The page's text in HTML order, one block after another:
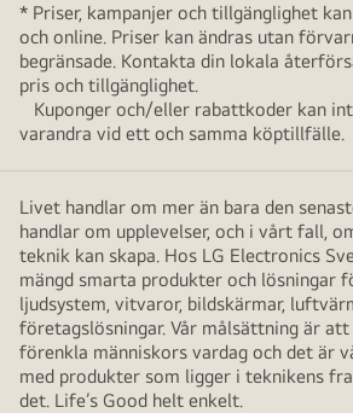
* Priser, kampanjer och tillgänglighet
och online. Priser kan ändras utan
begränsade. Kontakta din lokala
pris och tillgänglighet.
Kuponger och/eller rabattkoder kan
varandra vid ett och samma köptillfälle.
Livet handlar om mer än bara den
handlar om upplevelser, och i vårt fall,
teknik kan skapa. Hos LG Electronics
mängd smarta produkter och lösningar
ljudsystem, vitvaror, bildskärmar,
företagslösningar. Vår målsättning är
förenkla människors vardag och det är
med produkter som ligger i teknikens
det. Life’s Good helt enkelt.